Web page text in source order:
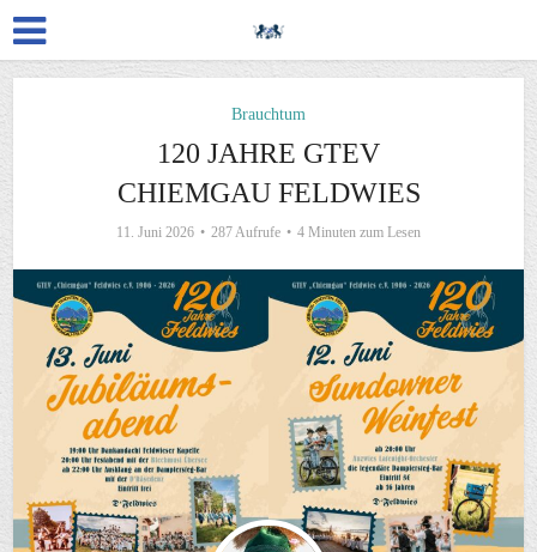
Brauchtum
120 JAHRE GTEV
CHIEMGAU FELDWIES
11. Juni 2026 287 Aufrufe 4 Minuten zum Lesen